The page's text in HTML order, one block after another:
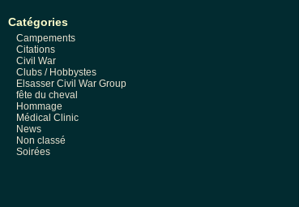
Catégories
Campements
Citations
Civil War
Clubs / Hobbystes
Elsasser Civil War Group
fête du cheval
Hommage
Médical Clinic
News
Non classé
Soirées